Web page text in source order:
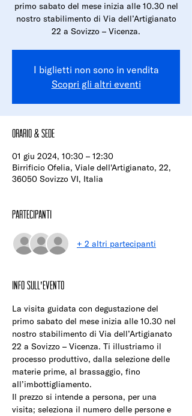
primo sabato del mese inizia alle 10.30 nel
nostro stabilimento di Via dell’Artigianato
22 a Sovizzo – Vicenza.
I biglietti non sono in vendita
Scopri gli altri eventi
Orario & Sede
01 giu 2024, 10:30 – 12:30
Birrificio Ofelia, Viale dell'Artigianato, 22,
36050 Sovizzo VI, Italia
Partecipanti
+ 2 altri partecipanti
Info sull'evento
La visita guidata con degustazione del
primo sabato del mese inizia alle 10.30 nel
nostro stabilimento di Via dell’Artigianato
22 a Sovizzo – Vicenza. Ti illustriamo il
processo produttivo, dalla selezione delle
materie prime, al brassaggio, fino
all’imbottigliamento.
Il prezzo si intende a persona, per una
visita; seleziona il numero delle persone e